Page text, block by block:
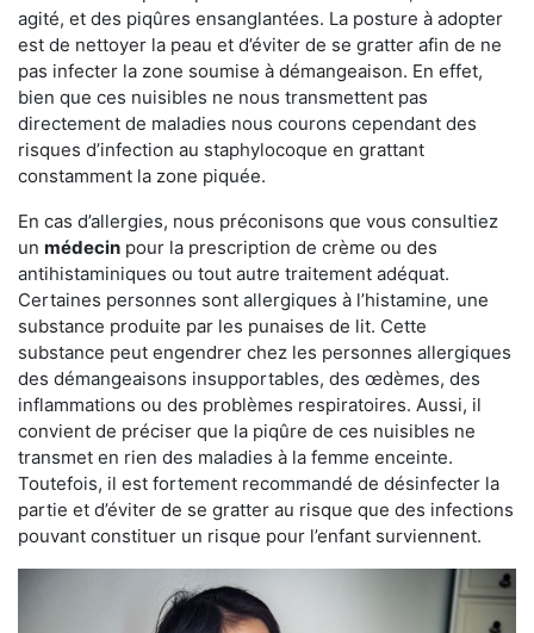
agité, et des piqûres ensanglantées. La posture à adopter
est de nettoyer la peau et d’éviter de se gratter afin de ne
pas infecter la zone soumise à démangeaison. En effet,
bien que ces nuisibles ne nous transmettent pas
directement de maladies nous courons cependant des
risques d’infection au staphylocoque en grattant
constamment la zone piquée.
En cas d’allergies, nous préconisons que vous consultiez
un médecin pour la prescription de crème ou des
antihistaminiques ou tout autre traitement adéquat.
Certaines personnes sont allergiques à l’histamine, une
substance produite par les punaises de lit. Cette
substance peut engendrer chez les personnes allergiques
des démangeaisons insupportables, des œdèmes, des
inflammations ou des problèmes respiratoires. Aussi, il
convient de préciser que la piqûre de ces nuisibles ne
transmet en rien des maladies à la femme enceinte.
Toutefois, il est fortement recommandé de désinfecter la
partie et d’éviter de se gratter au risque que des infections
pouvant constituer un risque pour l’enfant surviennent.